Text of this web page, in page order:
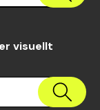
visuellt